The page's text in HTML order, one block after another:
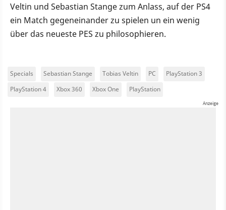
Veltin und Sebastian Stange zum Anlass, auf der PS4
ein Match gegeneinander zu spielen un ein wenig
über das neueste PES zu philosophieren.
Specials Sebastian Stange Tobias Veltin PC
PlayStation 3
PlayStation 4
Xbox 360 Xbox One PlayStation